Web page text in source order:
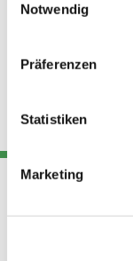
Notwendig
Präferenzen
Statistiken
Marketing
Adresse